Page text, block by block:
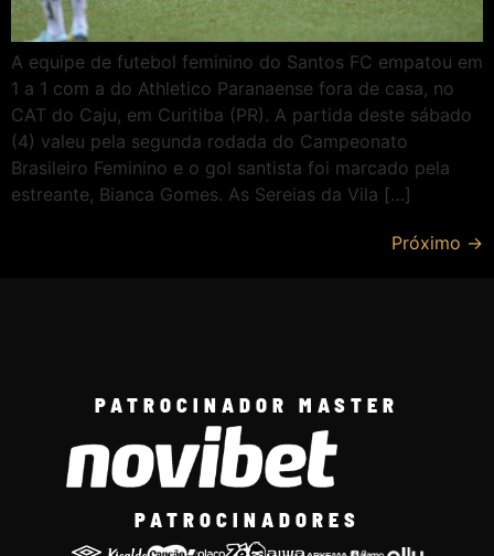
A equipe de futebol feminino do Santos FC empatou em
1 a 1 com a do Athletico Paranaense fora de casa, no
CAT do Caju, em Curitiba (PR). A partida deste sábado
(4) valeu pela segunda rodada do Campeonato
Brasileiro Feminino e o gol santista foi marcado pela
estreante, Bianca Gomes. As Sereias da Vila […]
Próximo →
PATROCINADOR MASTER
PATROCINADORES